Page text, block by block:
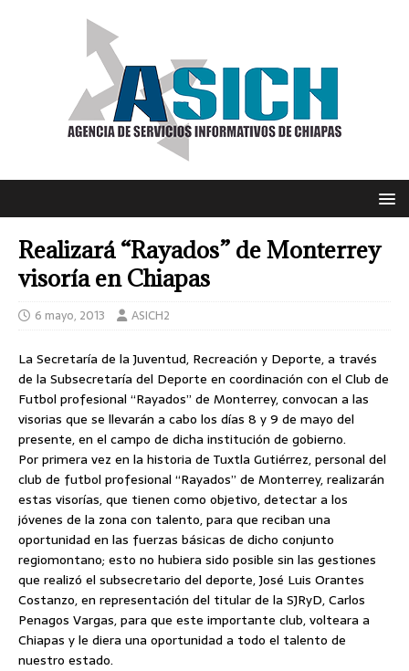
Realizará “Rayados” de Monterrey
visoría en Chiapas
6 mayo, 2013 ASICH2
La Secretaría de la Juventud, Recreación y Deporte, a través
de la Subsecretaría del Deporte en coordinación con el Club de
Futbol profesional “Rayados” de Monterrey, convocan a las
visorias que se llevarán a cabo los días 8 y 9 de mayo del
presente, en el campo de dicha institución de gobierno.
Por primera vez en la historia de Tuxtla Gutiérrez, personal del
club de futbol profesional “Rayados” de Monterrey, realizarán
estas visorías, que tienen como objetivo, detectar a los
jóvenes de la zona con talento, para que reciban una
oportunidad en las fuerzas básicas de dicho conjunto
regiomontano; esto no hubiera sido posible sin las gestiones
que realizó el subsecretario del deporte, José Luis Orantes
Costanzo, en representación del titular de la SJRyD, Carlos
Penagos Vargas, para que este importante club, volteara a
Chiapas y le diera una oportunidad a todo el talento de
nuestro estado.